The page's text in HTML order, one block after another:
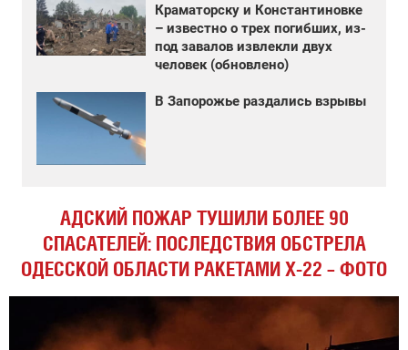
Краматорску и Константиновке
– известно о трех погибших, из-
под завалов извлекли двух
человек (обновлено)
В Запорожье раздались взрывы
АДСКИЙ ПОЖАР ТУШИЛИ БОЛЕЕ 90
СПАСАТЕЛЕЙ: ПОСЛЕДСТВИЯ ОБСТРЕЛА
ОДЕССКОЙ ОБЛАСТИ РАКЕТАМИ Х-22 – ФОТО